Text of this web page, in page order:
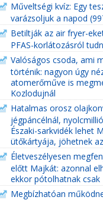
Műveltségi kvíz: Egy
varázsoljuk a napod
Betiltják az air fryer-
PFAS-korlátozásról
Valóságos csoda, ami
történik: nagyon úgy
atomerőműve is
Kozlodujnál
Hatalmas orosz
jégpáncélnál,
Északi-sarkvidék lehet
ütőkártyája, jöhetnek
Életveszélyesen
előtt Majkát: azonnal
ekkor pótolhatnak csak
Megbízhatóan